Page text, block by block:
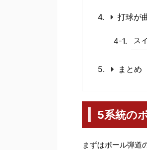
打球が
ス
まとめ
5系統の
まずはボール弾道